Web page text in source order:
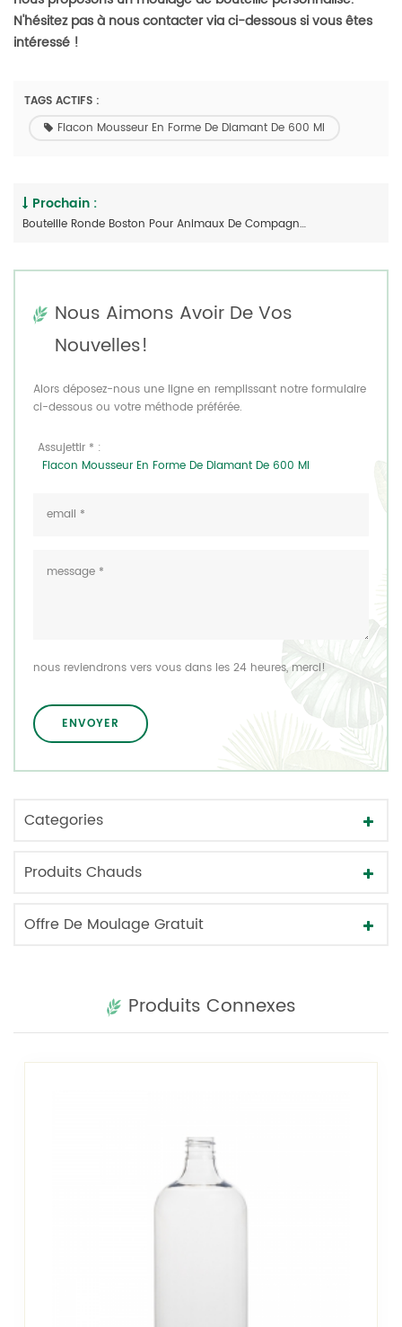
N'hésitez pas à nous contacter via ci-dessous si vous êtes
intéressé !
TAGS ACTIFS :
Flacon Mousseur En Forme De Diamant De 600 Ml
Prochain :
Bouteille Ronde Boston Pour Animaux De Compagnie En Plastique Bleu, 500 Ml, 16,6 Oz
Nous Aimons Avoir De Vos
Nouvelles!
Alors déposez-nous une ligne en remplissant notre formulaire
ci-dessous ou votre méthode préférée.
Assujettir * :
Flacon Mousseur En Forme De Diamant De 600 Ml
nous reviendrons vers vous dans les 24 heures, merci!
Categories
Produits Chauds
Offre De Moulage Gratuit
Produits Connexes